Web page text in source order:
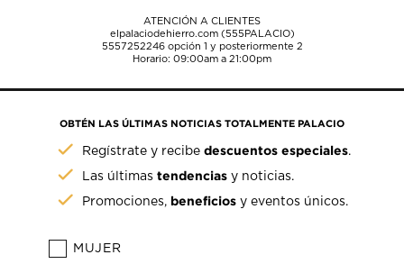
ATENCIÓN A CLIENTES
elpalaciodehierro.com (555PALACIO)
5557252246opción 1 y posteriormente 2
Horario: 09:00am a 21:00pm
OBTÉN LAS ÚLTIMAS NOTICIAS TOTALMENTE PALACIO
Regístrate y recibedescuentos especiales.
Las últimastendencias y noticias.
Promociones, beneficios y eventos únicos.
MUJER